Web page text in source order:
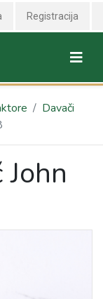
Registracija
Davači